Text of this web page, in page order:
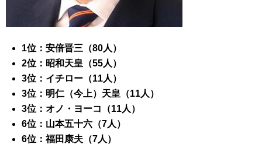
1位：安倍晋三（80人）
2位：昭和天皇（55人）
3位：イチロー（11人）
3位：明仁（今上）天皇（11人）
3位：オノ・ヨーコ（11人）
6位：山本五十六（7人）
6位：福田康夫（7人）